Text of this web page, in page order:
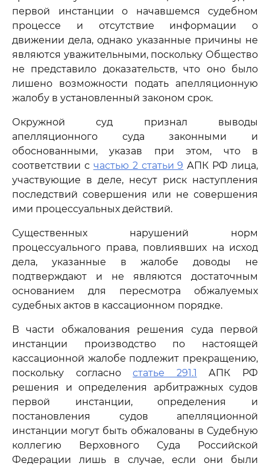
первой инстанции о начавшемся судебном
процессе и отсутствие информации о
движении дела, однако указанные причины не
являются уважительными, поскольку Общество
не представило доказательств, что оно было
лишено возможности подать апелляционную
жалобу в установленный законом срок.
Окружной суд признал выводы
апелляционного суда законными и
обоснованными, указав при этом, что в
соответствии с частью 2 статьи 9 АПК РФ лица,
участвующие в деле, несут риск наступления
последствий совершения или не совершения
ими процессуальных действий.
Существенных нарушений норм
процессуального права, повлиявших на исход
дела, указанные в жалобе доводы не
подтверждают и не являются достаточным
основанием для пересмотра обжалуемых
судебных актов в кассационном порядке.
В части обжалования решения суда первой
инстанции производство по настоящей
кассационной жалобе подлежит прекращению,
поскольку согласностатье 291.1 АПК РФ
решения и определения арбитражных судов
первой инстанции, определения и
постановления судов апелляционной
инстанции могут быть обжалованы в Судебную
коллегию Верховного Суда Российской
Федерации лишь в случае, если они были